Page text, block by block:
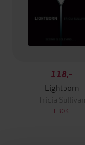
118,-
Lightborn
Tricia Sullivan
EBOK